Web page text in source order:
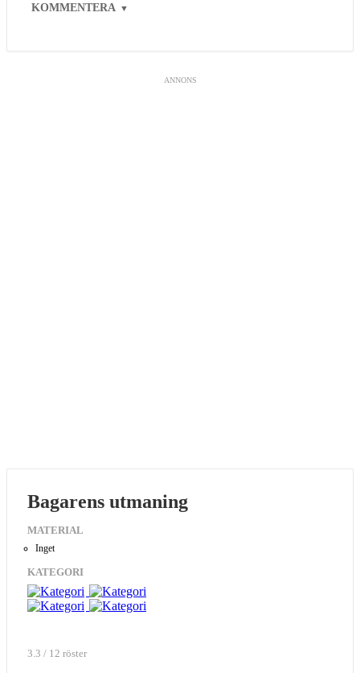
KOMMENTERA ▼
ANNONS
Bagarens utmaning
MATERIAL
Inget
KATEGORI
3.3 / 12 röster